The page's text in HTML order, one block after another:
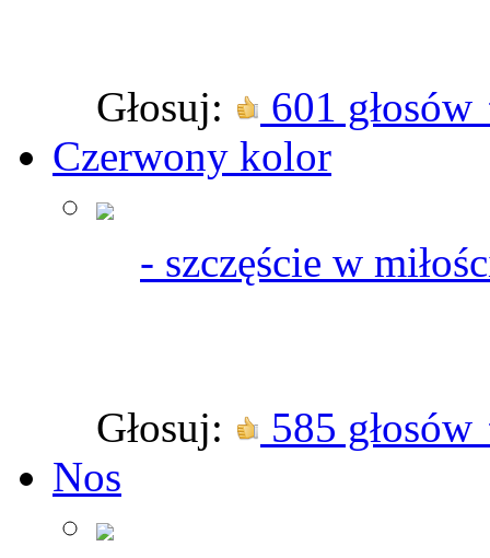
Głosuj:
601
Czerwony kolor
- szczęście w
Głosuj:
585
Nos